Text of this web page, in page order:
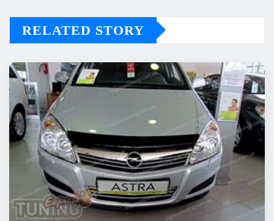
RELATED STORY